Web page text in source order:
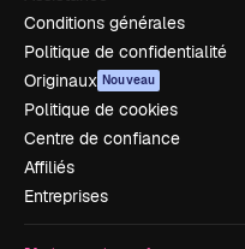
Conditions générales
Politique de confidentialité
Originaux Nouveau
Politique de cookies
Centre de confiance
Affiliés
Entreprises